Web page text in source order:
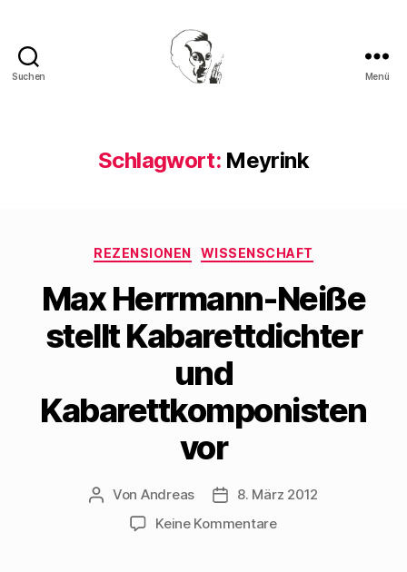
Suchen Menü
Schlagwort: Meyrink
Kategorien
REZENSIONEN WISSENSCHAFT
Max Herrmann-Neiße
stellt Kabarettdichter
und
Kabarettkomponisten
vor
Beitragsautor
Von Andreas Beitragsdatum
8. März 2012
Keine Kommentarezu